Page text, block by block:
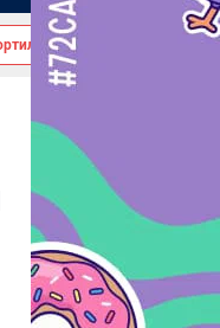
десятки машин во дворе